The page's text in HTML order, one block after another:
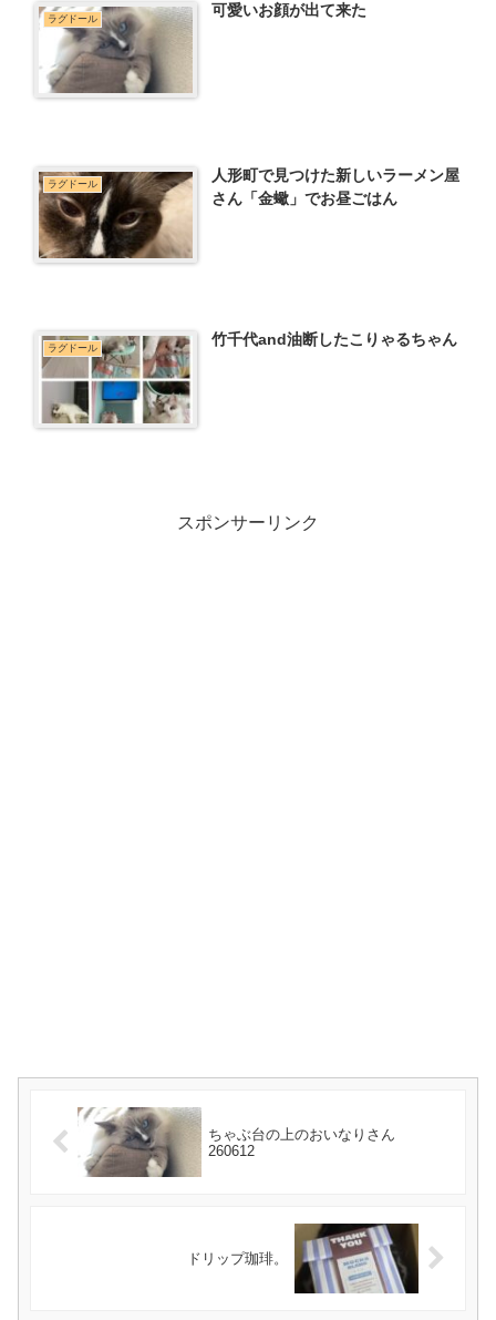
ラグドール 可愛いお顔が出て来た
ラグドール
人形町で見つけた新しいラーメン屋
さん「金蠍」でお昼ごはん
ラグドール 竹千代and油断したこりゃるちゃん
スポンサーリンク
ちゃぶ台の上のおいなりさん
260612
ドリップ珈琲。